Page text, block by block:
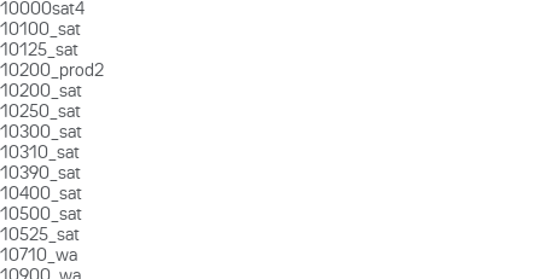
10000sat4
10100_sat
10125_sat
10200_prod2
10200_sat
10250_sat
10300_sat
10310_sat
10390_sat
10400_sat
10500_sat
10525_sat
10710_wa
10900_wa